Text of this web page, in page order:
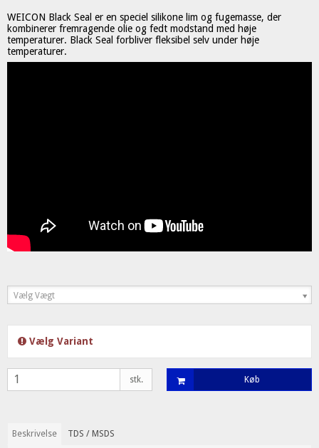
WEICON Black Seal er en speciel silikone lim og fugemasse, der
kombinerer fremragende olie og fedt modstand med høje
temperaturer. Black Seal forbliver fleksibel selv under høje
temperaturer.
Vælg Vægt
Vælg Variant
stk. Køb
Beskrivelse TDS / MSDS